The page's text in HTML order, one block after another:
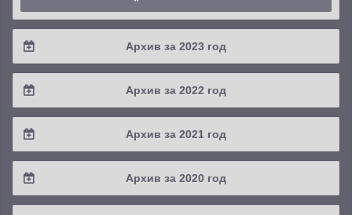
Архив за 2023 год
2023 / #4
2023 / #3
2023 / #1
Архив за 2022 год
2022 / #4
2022 / #3
Архив за 2021 год
2021 / #4
2021 / #3
Архив за 2020 год
2020 / #4